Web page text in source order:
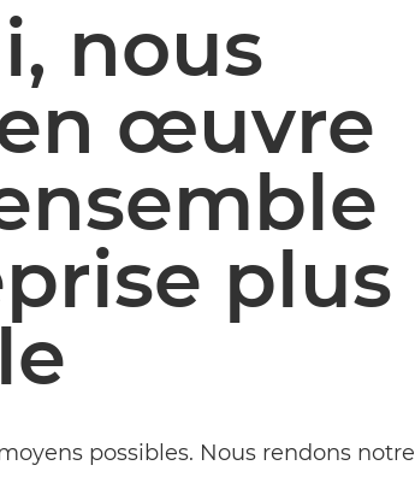
nous
œuvre
plus
possibles. Nous rendons notre